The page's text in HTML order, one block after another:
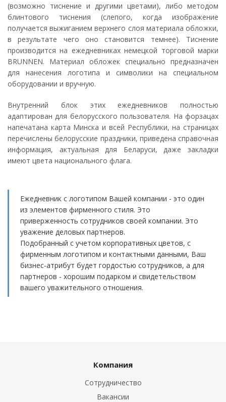
(возможно тиснение и другими цветами), либо методом
блинтового тиснения (слепого, когда изображение
получается выжиганием верхнего слоя материала обложки,
в результате чего оно становится темнее). Тиснение
производится на ежедневниках немецкой торговой марки
BRUNNEN. Материал обложек специально предназначен
для нанесения логотипа и символики на специальном
оборудовании и вручную.
Внутренний блок этих ежедневников полностью
адаптирован для белорусского пользователя. На форзацах
напечатана карта Минска и всей Республики, на страницах
перечислены белорусские праздники, приведена справочная
информация, актуальная для Беларуси, даже закладки
имеют цвета национального флага.
Ежедневник с логотипом Вашей компании - это один
из элементов фирменного стиля. Это
приверженность сотрудников своей компании. Это
уважение деловых партнеров.
Подобранный с учетом корпоративных цветов, с
фирменным логотипом и контактными данными, Ваш
бизнес-атрибут будет гордостью сотрудников, а для
партнеров - хорошим подарком и свидетельством
вашего уважительного отношения.
Компания
Сотрудничество
Вакансии